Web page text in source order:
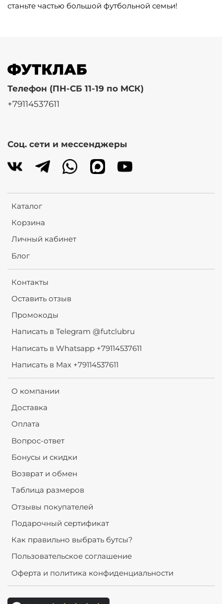
станьте частью большой футбольной семьи!
Каталог
Корзина
Личный кабинет
Блог
Контакты
Оставить отзыв
Промокоды
Написать в Telegram @futclubru
Написать в Whatsapp +79114537611
Написать в Max +79114537611
О компании
Доставка
Оплата
Вопрос-ответ
Бонусы и скидки
Возврат и обмен
Таблица размеров
Отзывы покупателей
Подарочный сертификат
Как правильно выбрать бутсы?
Пользовательское соглашение
Оферта и политика конфиденциальности
Телефон (ПН-СБ 11-19 по МСК)
+79114537611
Соц. сети и мессенджеры